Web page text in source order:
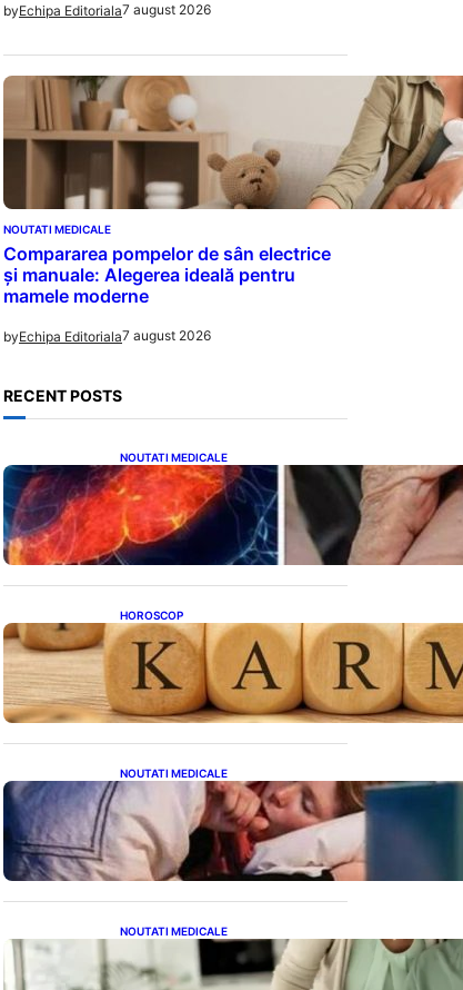
byEchipa Editoriala7 august 2026
NOUTATI MEDICALE
Compararea pompelor de sân electrice
și manuale: Alegerea ideală pentru
mamele moderne
byEchipa Editoriala7 august 2026
RECENT POSTS
NOUTATI MEDICALE
Ficatul Gras: Semnalul Ușor
Ignorat de la Picioare și
Importanța Diagnosticării
Timpurii
HOROSCOP
Eclipsa și Karma: Impactul
Emoțional Asupra Zodiilor
Leu și Vărsător
NOUTATI MEDICALE
Tusea seacă nocturnă:
Semnale importante despre
sănătatea inimii tale
NOUTATI MEDICALE
Sprijin financiar pentru
pensionari: Ce înseamnă